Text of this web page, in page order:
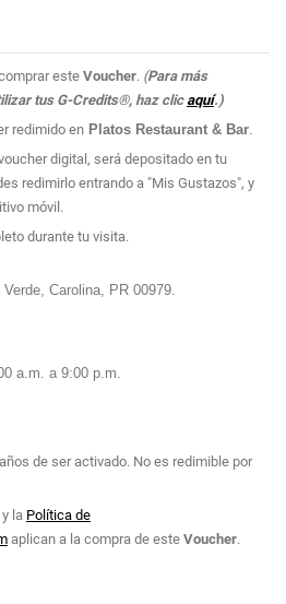
exquisita comida,
moderno y agradable. El lugar es
de negocios, para ir con toda la familia o
viene del extranjero. Sus chefs son de
más deliciosos platos criollos con una
a probarlos. Disfruta de lo mejor de
en platos de la cocina
cuenta con un amplio y cómodo salón,
a través de su página de
amplia selección de vinos y
este Voucher. (Para más
tus G-Credits®, haz clic aquí.)
redimido en Platos Restaurant & Bar.
digital, será depositado en tu
redimirlo entrando a "Mis Gustazos", y
móvil.
durante tu visita.
Carolina, PR 00979.
a.m. a 9:00 p.m.
de ser activado. No es redimible por
la Política de
aplican a la compra de este Voucher.